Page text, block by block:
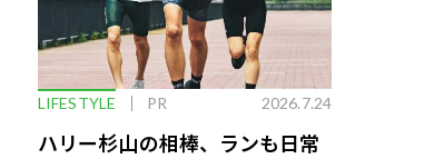
LIFESTYLE PR 2026.7.24
ハリー杉山の相棒、ランも日常